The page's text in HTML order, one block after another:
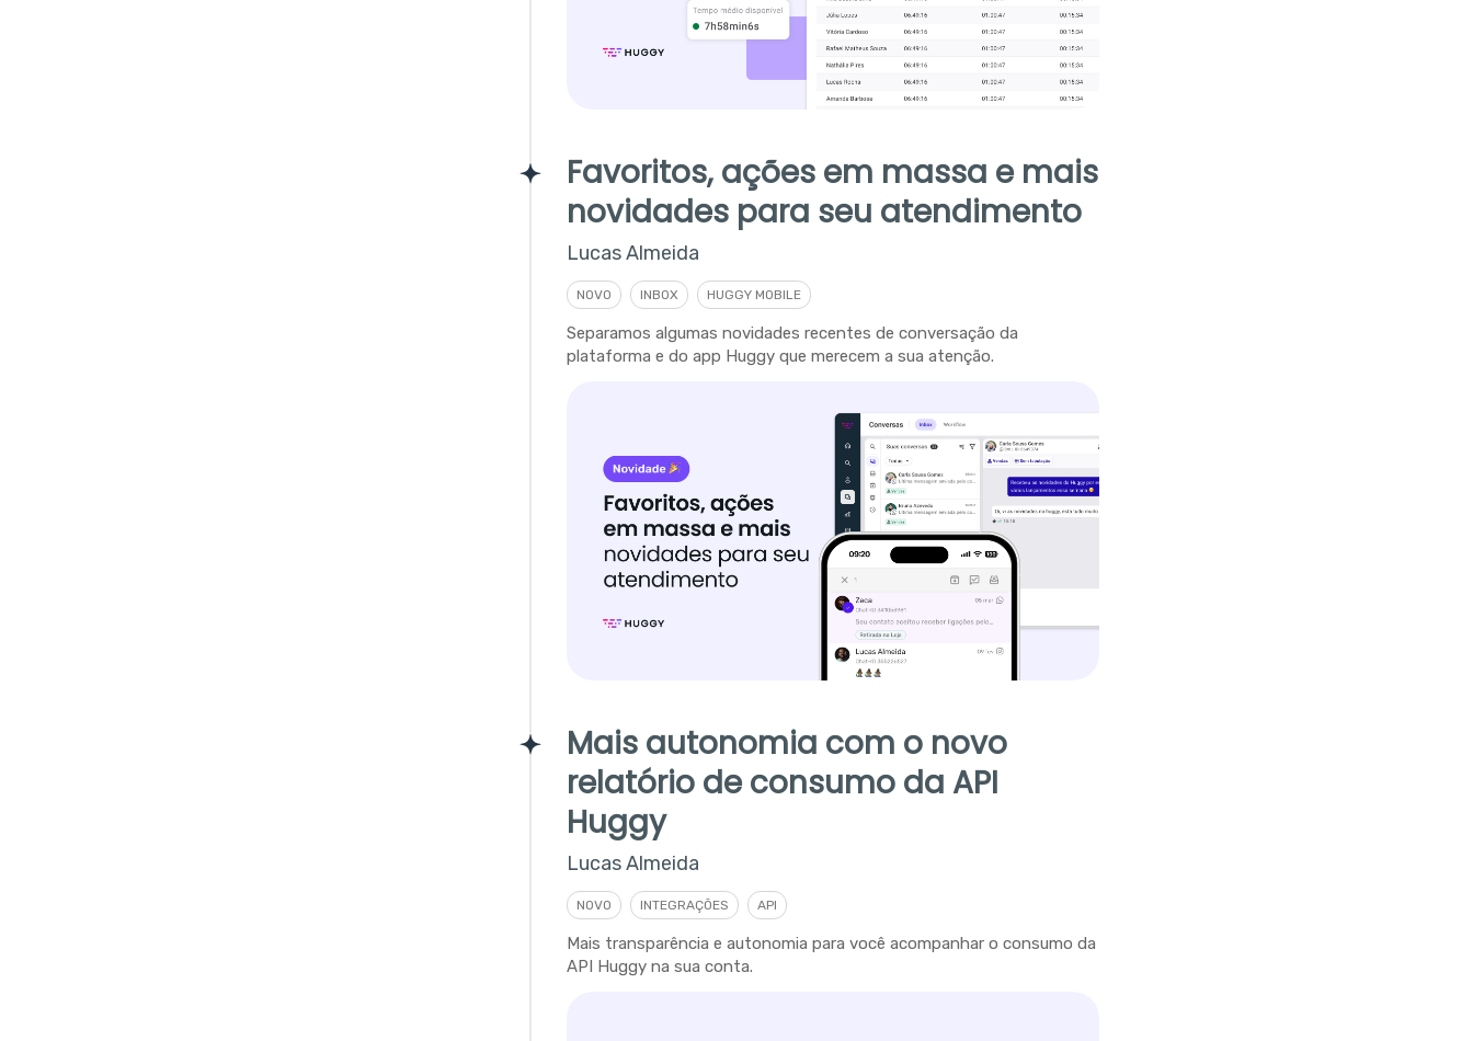
Favoritos, ações em massa e mais
novidades para seu atendimento
Lucas Almeida
NOVO INBOX HUGGY MOBILE
Separamos algumas novidades recentes de conversação da
plataforma e do app Huggy que merecem a sua atenção.
Mais autonomia com o novo
relatório de consumo da API
Huggy
Lucas Almeida
NOVO INTEGRAÇÕES API
Mais transparência e autonomia para você acompanhar o consumo da
API Huggy na sua conta.